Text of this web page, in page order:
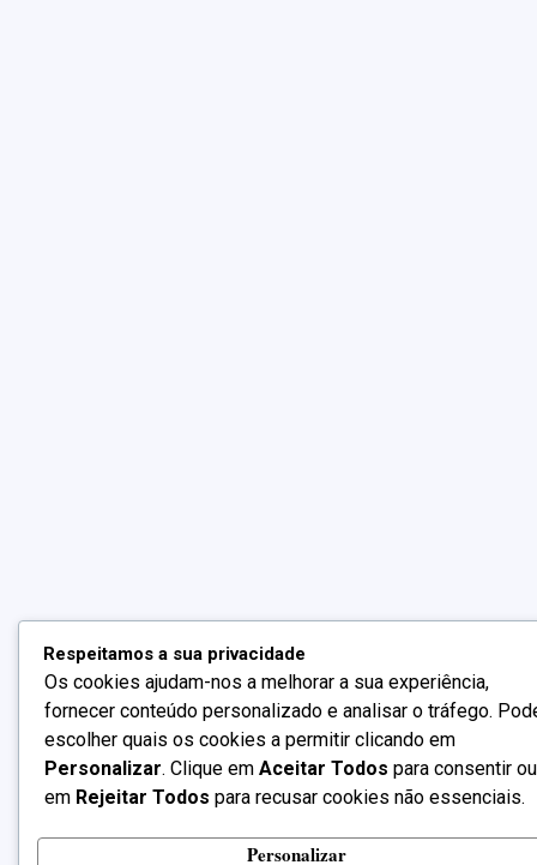
Respeitamos a sua privacidade
Os cookies ajudam-nos a melhorar a sua experiência,
fornecer conteúdo personalizado e analisar o tráfego.
escolher quais os cookies a permitir clicando em
Personalizar. Clique em Aceitar Todos para consentir ou
em Rejeitar Todos para recusar cookies não essenciais.
Personalizar